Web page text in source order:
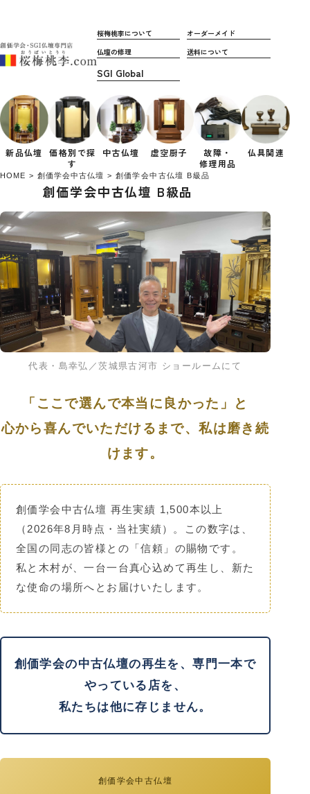
桜梅桃李について
オーダーメイド
仏壇の修理
送料について
新品仏壇 価格別で探
す
中古仏壇 虚空厨子
故障・
修理用品
仏具関連
HOME 創価学会中古仏壇 創価学会中古仏壇 B級品
創価学会中古仏壇 B級品
代表・島幸弘／茨城県古河市 ショールームにて
「ここで選んで本当に良かった」と
心から喜んでいただけるまで、私は磨き続
けます。
創価学会中古仏壇 再生実績 1,500本以上
（2026年8月時点・当社実績）。この数字は、
全国の同志の皆様との「信頼」の賜物です。
私と木村が、一台一台真心込めて再生し、新た
な使命の場所へとお届けいたします。
創価学会の中古仏壇の再生を、専門一本で
やっている店を、
私たちは他に存じません。
創価学会中古仏壇